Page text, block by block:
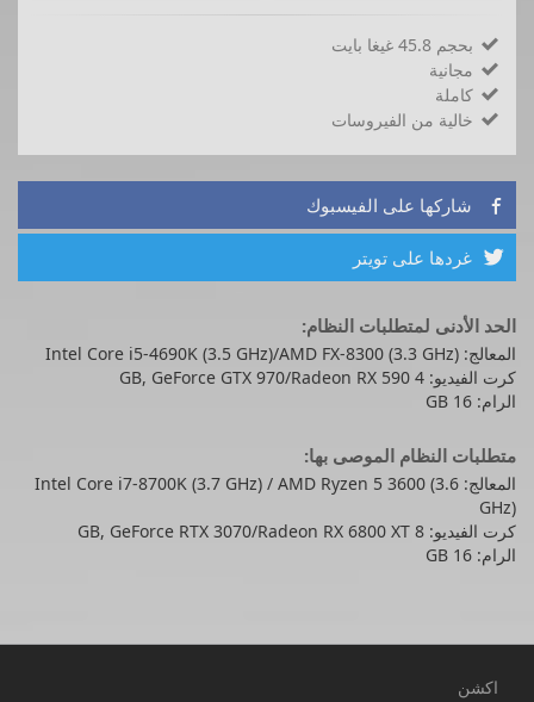
 بحجم 45.8 غيغا بايت
 مجانية
 كاملة
 خالية من الفيروسات
 شاركها على الفيسبوك
 غردها على تويتر
الحد الأدنى لمتطلبات النظام:
المعالج: Intel Core i5-4690K (3.5 GHz)/AMD FX-8300 (3.3 GHz)
كرت الفيديو: 4 GB, GeForce GTX 970/Radeon RX 590
الرام: 16 GB
متطلبات النظام الموصى بها:
المعالج: Intel Core i7-8700K (3.7 GHz) / AMD Ryzen 5 3600 (3.6
GHz)
كرت الفيديو: 8 GB, GeForce RTX 3070/Radeon RX 6800 XT
الرام: 16 GB
اكشن